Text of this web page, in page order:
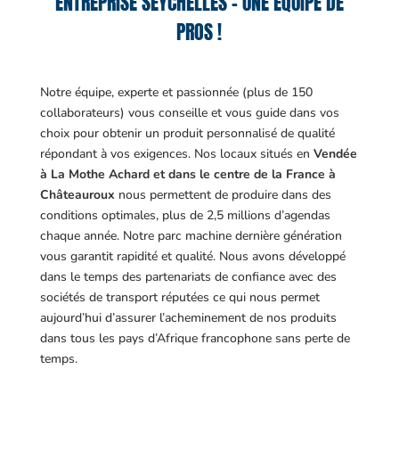
PROS !
Notre équipe, experte et passionnée (plus de 150
collaborateurs) vous conseille et vous guide dans vos
choix pour obtenir un produit personnalisé de qualité
répondant à vos exigences. Nos locaux situés en Vendée
à La Mothe Achard et dans le centre de la France à
Châteauroux nous permettent de produire dans des
conditions optimales, plus de 2,5 millions d’agendas
chaque année. Notre parc machine dernière génération
vous garantit rapidité et qualité. Nous avons développé
dans le temps des partenariats de confiance avec des
sociétés de transport réputées ce qui nous permet
aujourd’hui d’assurer l’acheminement de nos produits
dans tous les pays d’Afrique francophone sans perte de
temps.